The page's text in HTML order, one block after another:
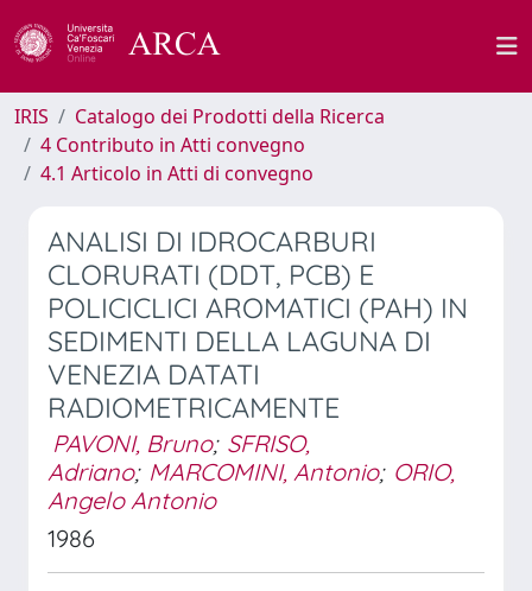
IRIS
Catalogo dei Prodotti della Ricerca
4 Contributo in Atti convegno
4.1 Articolo in Atti di convegno
ANALISI DI IDROCARBURI
CLORURATI (DDT, PCB) E
POLICICLICI AROMATICI (PAH) IN
SEDIMENTI DELLA LAGUNA DI
VENEZIA DATATI
RADIOMETRICAMENTE
PAVONI, Bruno; SFRISO,
Adriano; MARCOMINI, Antonio; ORIO,
Angelo Antonio
1986